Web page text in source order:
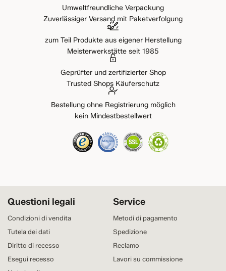
Umweltfreundliche Verpackung
Zuverlässiger Versand mit Paketverfolgung
zum Teil Produkte aus eigener Herstellung
Meisterwerkstätte seit 1985
Geprüfter und zertifizierter Shop
Trusted Shops Käuferschutz
Bestellung ohne Registrierung möglich
kein Mindestbestellwert
Service
Metodi di pagamento
Spedizione
Reclamo
Lavori su commissione
Questioni legali
Condizioni di vendita
Tutela dei dati
Diritto di recesso
Esegui recesso